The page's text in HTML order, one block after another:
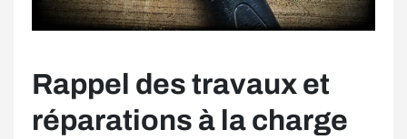
Rappel des travaux et
réparations à la charge